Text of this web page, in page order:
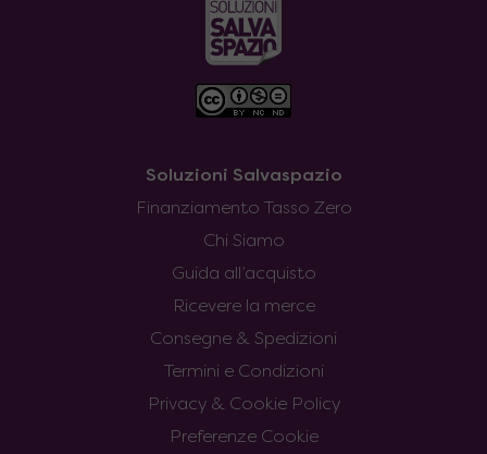
Soluzioni Salvaspazio
Finanziamento Tasso Zero
Chi Siamo
Guida all’acquisto
Ricevere la merce
Consegne & Spedizioni
Termini e Condizioni
Privacy & Cookie Policy
Preferenze Cookie